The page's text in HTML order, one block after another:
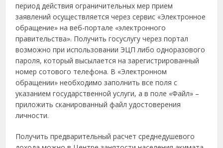
период действия ограничительных мер прием
заявлений осуществляется через сервис «Электронное
обращение» на веб-портале «электронного
правительства». Получить госуслугу через портал
возможно при использовании ЭЦП либо одноразового
пароля, который высылается на зарегистрированный
номер сотового телефона. В «Электронном
обращении» необходимо заполнить все поля с
указанием государственной услуги, а в поле «Файл» –
приложить сканированный файл удостоверения
личности.
Получить предварительный расчет среднедушевого